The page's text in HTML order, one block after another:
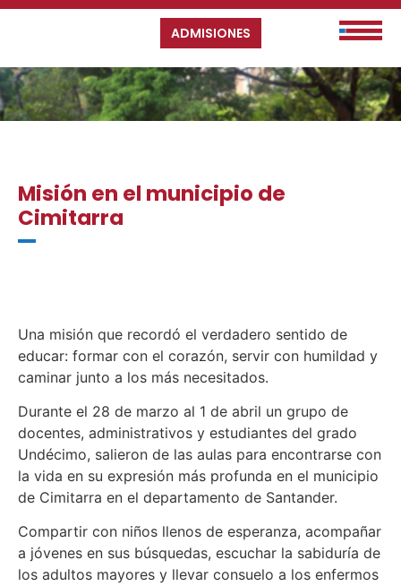
ADMISIONES
Misión en el municipio de
Cimitarra
Una misión que recordó el verdadero sentido de
educar: formar con el corazón, servir con humildad y
caminar junto a los más necesitados.
Durante el 28 de marzo al 1 de abril un grupo de
docentes, administrativos y estudiantes del grado
Undécimo, salieron de las aulas para encontrarse con
la vida en su expresión más profunda en el municipio
de Cimitarra en el departamento de Santander.
Compartir con niños llenos de esperanza, acompañar
a jóvenes en sus búsquedas, escuchar la sabiduría de
los adultos mayores y llevar consuelo a los enfermos